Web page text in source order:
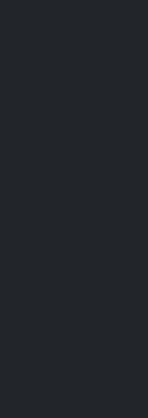
Получите
занимается
человека, вы